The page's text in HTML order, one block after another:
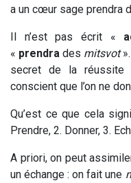
a un cœur sage prendra
Il n’est pas écrit «
« prendra des mitsvot».
secret de la réussite
conscient que l’on ne
Qu’est ce que cela
Prendre, 2. Donner, 3.
A priori, on peut
un échange : on fait une